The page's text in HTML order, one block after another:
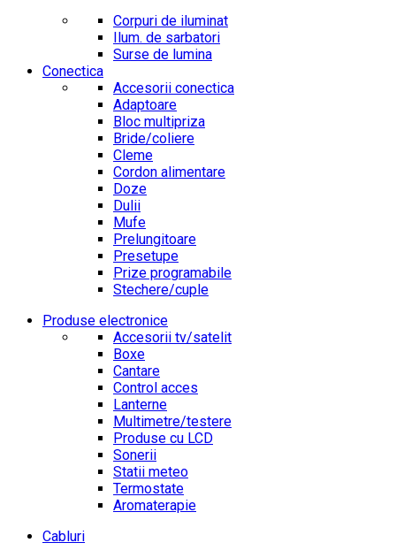
Corpuri de iluminat
Ilum. de sarbatori
Surse de lumina
Conectica
Accesorii conectica
Adaptoare
Bloc multipriza
Bride/coliere
Cleme
Cordon alimentare
Doze
Dulii
Mufe
Prelungitoare
Presetupe
Prize programabile
Stechere/cuple
Produse electronice
Accesorii tv/satelit
Boxe
Cantare
Control acces
Lanterne
Multimetre/testere
Produse cu LCD
Sonerii
Statii meteo
Termostate
Aromaterapie
Cabluri